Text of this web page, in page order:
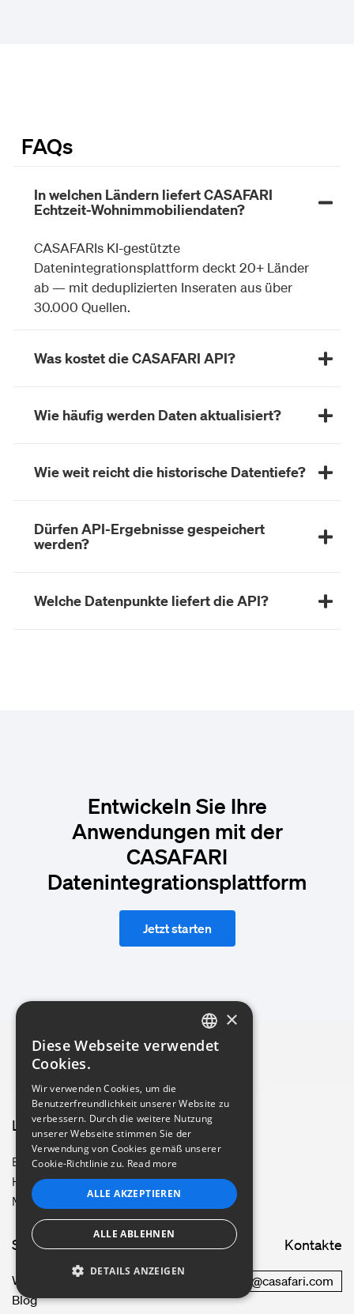
FAQs
In welchen Ländern liefert CASAFARI
Echtzeit-Wohnimmobiliendaten?
CASAFARIs KI-gestützte
Datenintegrationsplattform deckt 20+ Länder
ab — mit deduplizierten Inseraten aus über
30.000 Quellen.
Was kostet die CASAFARI API?
Wie häufig werden Daten aktualisiert?
Wie weit reicht die historische Datentiefe?
Dürfen API-Ergebnisse gespeichert
werden?
Welche Datenpunkte liefert die API?
Entwickeln Sie Ihre
Anwendungen mit der
CASAFARI
Datenintegrationsplattform
Jetzt starten
Leitfäden
Berlin
Hamburg
München
Site map
Wie es funktioniert
Blog
Kontakte
commercial@casafari.com
ENGLISH
FRENCH
PORTUGUESE
SPANISH
×
Diese Webseite verwendet
Cookies.
Wir verwenden Cookies, um die
Benutzerfreundlichkeit unserer Website zu
verbessern. Durch die weitere Nutzung
unserer Webseite stimmen Sie der
Verwendung von Cookies gemäß unserer
Cookie-Richtlinie zu. Read more
ALLE AKZEPTIEREN
ALLE ABLEHNEN
DETAILS ANZEIGEN
UNBEDINGT ERFORDERLICH